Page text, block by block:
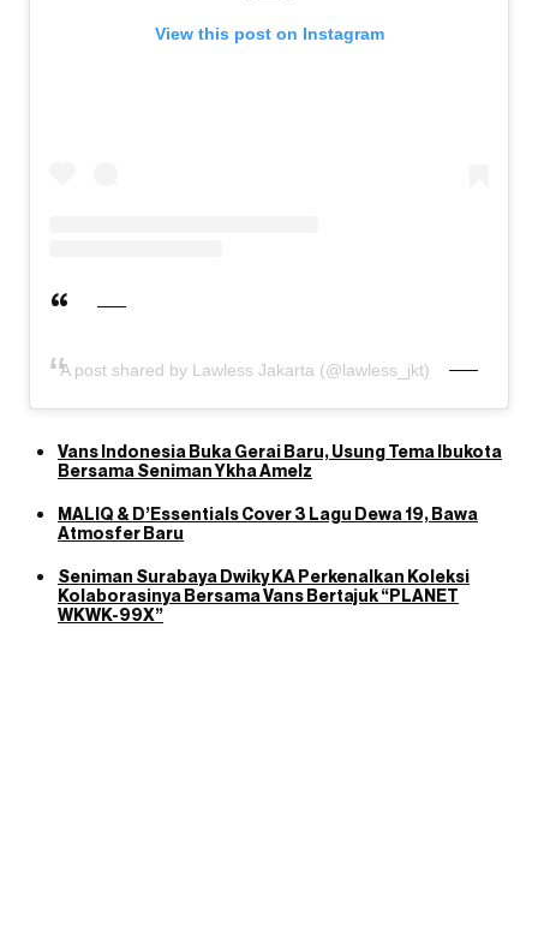
View this post on Instagram
A post shared by Lawless Jakarta (@lawless_jkt)
Vans Indonesia Buka Gerai Baru, Usung Tema Ibukota
Bersama Seniman Ykha Amelz
MALIQ & D’Essentials Cover 3 Lagu Dewa 19, Bawa
Atmosfer Baru
Seniman Surabaya Dwiky KA Perkenalkan Koleksi
Kolaborasinya Bersama Vans Bertajuk “PLANET
WKWK-99X”